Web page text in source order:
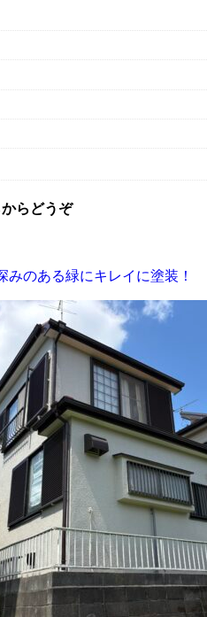
らどうぞ
みのある緑にキレイに塗装！